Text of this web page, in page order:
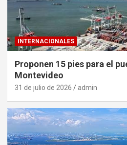
INTERNACIONALES
Proponen 15 pies para el
Montevideo
31 de julio de 2026 admin